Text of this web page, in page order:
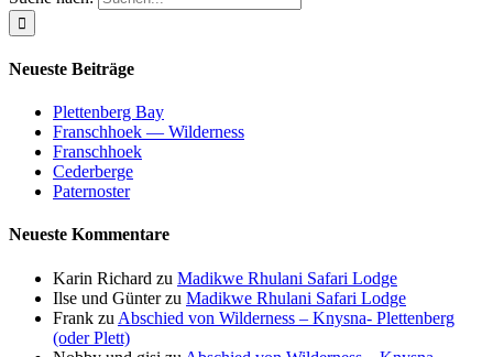
Neueste Beiträge
Plettenberg Bay
Franschhoek — Wilderness
Franschhoek
Cederberge
Paternoster
Neueste Kommentare
Karin Richard zu Madikwe Rhulani Safari Lodge
Ilse und Günterzu Madikwe Rhulani Safari Lodge
Frank zu Abschied von Wilderness – Knysna- Plettenberg
(oder Plett)